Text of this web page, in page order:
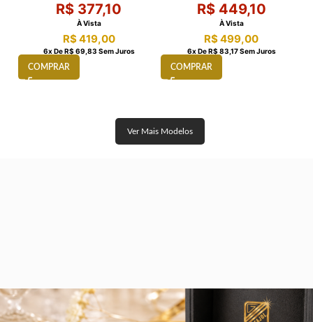
R$ 377,10
À Vista
R$419,00
6X DeR$ 69,83 Sem Juros
COMPRAR
R$449,10
À Vista
R$499,00
6X DeR$ 83,17Sem Juros
COMPRAR
Ver Mais Modelos